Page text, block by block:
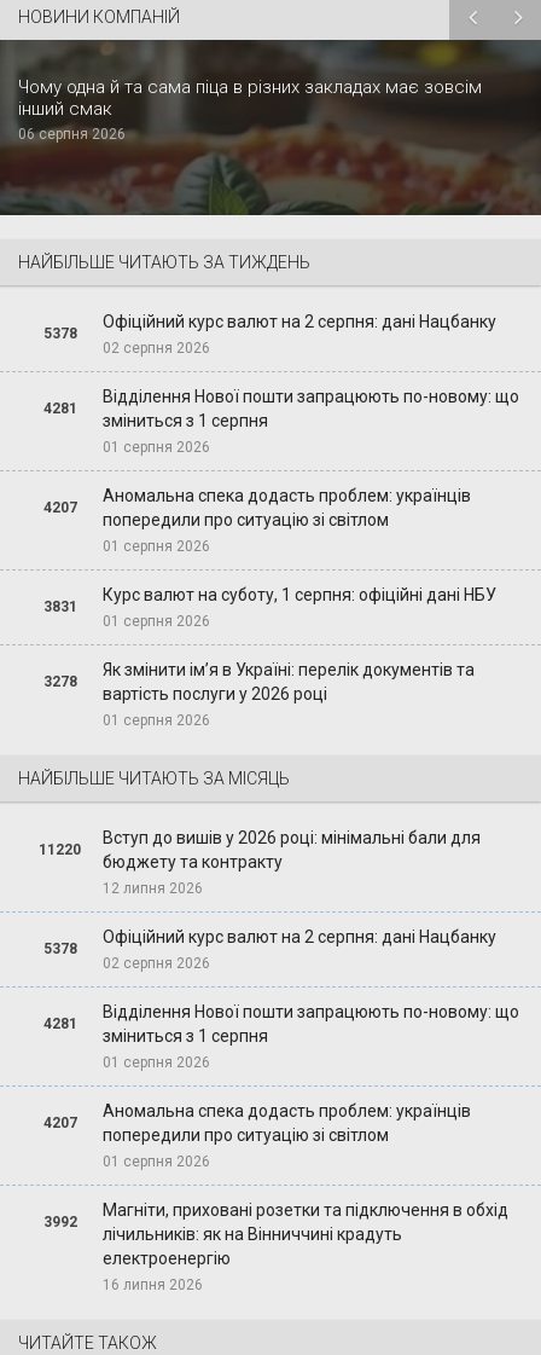
НОВИНИ КОМПАНІЙ
Чому одна й та сама піца в різних закладах має зовсім
інший смак
06 серпня 2026
НАЙБІЛЬШЕ ЧИТАЮТЬ ЗА ТИЖДЕНЬ
5378
Офіційний курс валют на 2 серпня: дані Нацбанку
02 серпня 2026
4281
Відділення Нової пошти запрацюють по-новому: що
зміниться з 1 серпня
01 серпня 2026
4207
Аномальна спека додасть проблем: українців
попередили про ситуацію зі світлом
01 серпня 2026
3831
Курс валют на суботу, 1 серпня: офіційні дані НБУ
01 серпня 2026
3278
Як змінити ім’я в Україні: перелік документів та
вартість послуги у 2026 році
01 серпня 2026
НАЙБІЛЬШЕ ЧИТАЮТЬ ЗА МІСЯЦЬ
11220
Вступ до вишів у 2026 році: мінімальні бали для
бюджету та контракту
12 липня 2026
5378
Офіційний курс валют на 2 серпня: дані Нацбанку
02 серпня 2026
4281
Відділення Нової пошти запрацюють по-новому: що
зміниться з 1 серпня
01 серпня 2026
4207
Аномальна спека додасть проблем: українців
попередили про ситуацію зі світлом
01 серпня 2026
3992
Магніти, приховані розетки та підключення в обхід
лічильників: як на Вінниччині крадуть
електроенергію
16 липня 2026
ЧИТАЙТЕ ТАКОЖ